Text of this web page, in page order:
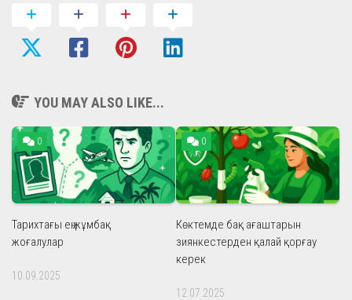
YOU MAY ALSO LIKE...
0
Тарихтағы ең жұмбақ
жоғалулар
10.09.2025
0
Көктемде бақ ағаштарын
зиянкестерден қалай қорғау
керек
12.07.2025